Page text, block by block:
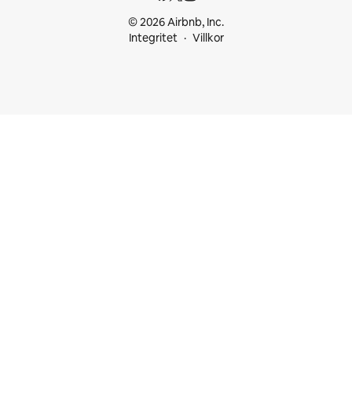
© 2026 Airbnb, Inc.
Integritet
Villkor